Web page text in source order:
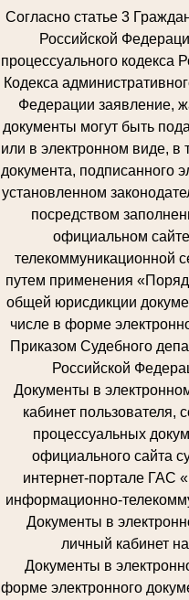
Согласно статье 3
Российской
процессуального кодекса
Кодекса
Федерации заявление,
документы могут быть
или в электронном виде, в
документа, подписанного
установленном
посредством
официальном
телекоммуникационной
путем применения
общей юрисдикции
числе в форме
Приказом Судебного
Российской
Документы в
кабинет пользователя,
процессуальных
официального сайта
интернет-портале ГАС
информационно-
Документы в
личный кабинет
Документы в
форме электронного